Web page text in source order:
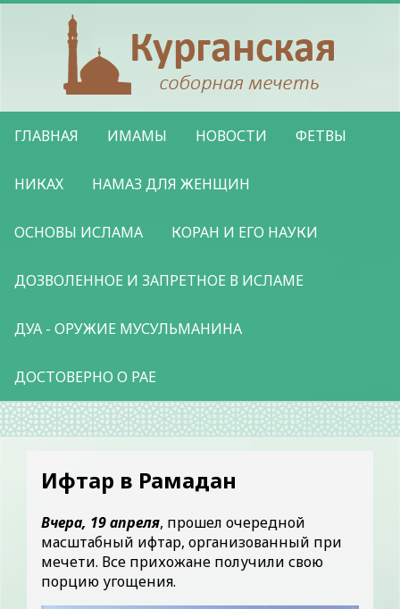
ГЛАВНАЯ ИМАМЫ НОВОСТИ ФЕТВЫ
НИКАХ НАМАЗ ДЛЯ ЖЕНЩИН
ОСНОВЫ ИСЛАМА КОРАН И ЕГО НАУКИ
ДОЗВОЛЕННОЕ И ЗАПРЕТНОЕ В ИСЛАМЕ
ДУА - ОРУЖИЕ МУСУЛЬМАНИНА
ДОСТОВЕРНО О РАЕ
Ифтар в Рамадан
Вчера, 19 апреля, прошел очередной
масштабный ифтар, организованный при
мечети. Все прихожане получили свою
порцию угощения.